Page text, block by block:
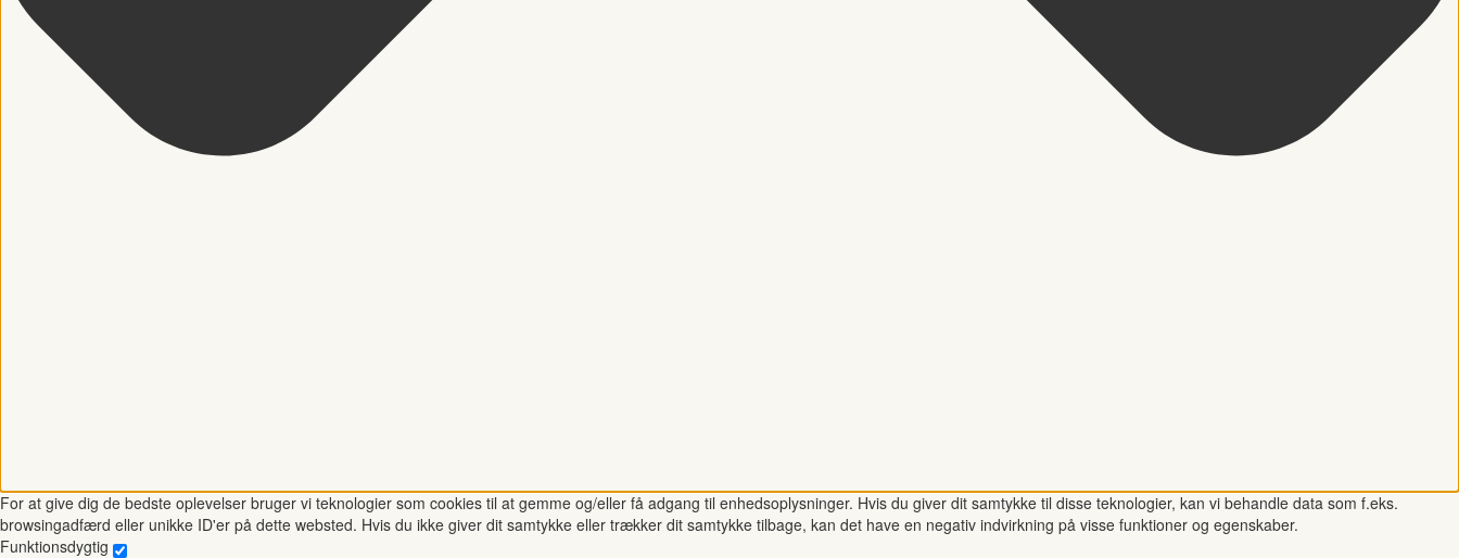
For at give dig de bedste oplevelser bruger vi teknologier som cookies til at gemme og/eller få adgang til enhedsoplysninger. Hvis du giver dit samtykke til disse teknologier, kan vi behandle data som f.eks.
browsingadfærd eller unikke ID'er på dette websted. Hvis du ikke giver dit samtykke eller trækker dit samtykke tilbage, kan det have en negativ indvirkning på visse funktioner og egenskaber.
Funktionsdygtig